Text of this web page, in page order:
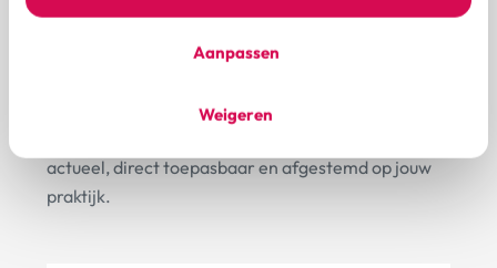
Aanpassen
Weigeren
450 praktijkmodellen
database van juridische en fiscale modellen,
actueel, direct toepasbaar en afgestemd op jouw
praktijk.